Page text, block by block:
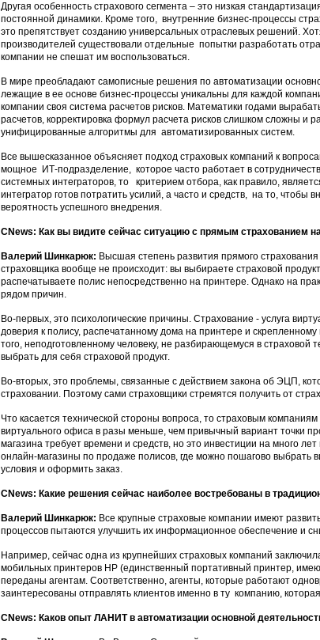
Другая особенность страхового сегмента – это низкая
постоянной динамики. Кроме того, внутренние бизнес-процессы
это препятствует созданию универсальных отраслевых решений.
производителей существовали отдельные попытки разработать
компании не спешат им воспользоваться.
В мире преобладают самописные решения по автоматизации
лежащие в ее основе бизнес-процессы уникальны для каждой
компании своя система расчетов рисков. Математики годами
расчетов, корректировка формул расчета рисков слишком сложны и
унифицированные алгоритмы для автоматизированных систем.
Все вышесказанное объясняет подход страховых компаний к
мощное ИТ-подразделение, которое часто работает в
системных интеграторов, то критерием отбора, как правило,
интегратор готов потратить усилий, а часто и средств, на то, чтобы
вероятность успешного внедрения.
CNews: Как вы видите сейчас ситуацию с прямым страхованием
Валерий Шинкарюк: Высшая степень развития прямого
страховщика вообще не происходит: вы выбираете страховой
распечатываете полис непосредственно на принтере. Однако на
рядом причин.
Во-первых, это психологические причины. Страхование - услуга
доверия к полису, распечатанному дома на принтере и
того, неподготовленному человеку, не разбирающемуся в
выбрать для себя страховой продукт.
Во-вторых, это проблемы, связанные с действием закона об ЭЦП,
страховании. Поэтому сами страховщики стремятся получить от
Что касается технической стороны вопроса, то страховым
виртуального офиса в разы меньше, чем привычный вариант точки
магазина требует времени и средств, но это инвестиции на много
онлайн-магазины по продаже полисов, где можно пошагово выбрать
условия и оформить заказ.
CNews: Какие решения сейчас наиболее востребованы в
Валерий Шинкарюк: Все крупные страховые компании имеют
процессов пытаются улучшить их информационное обеспечение и
Например, сейчас одна из крупнейших страховых компаний
мобильных принтеров HP (единственный портативный принтер,
переданы агентам. Соответственно, агенты, которые работают
заинтересованы отправлять клиентов именно в ту компанию,
CNews: Каков опыт ЛАНИТ в автоматизации основной